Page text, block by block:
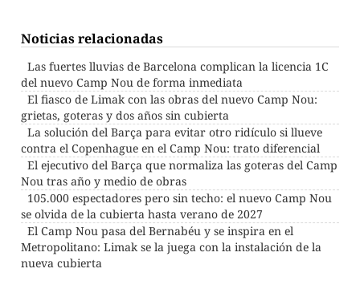
Noticias relacionadas
Las fuertes lluvias de Barcelona complican la licencia 1C
del nuevo Camp Nou de forma inmediata
El fiasco de Limak con las obras del nuevo Camp Nou:
grietas, goteras y dos años sin cubierta
La solución del Barça para evitar otro ridículo si llueve
contra el Copenhague en el Camp Nou: trato diferencial
El ejecutivo del Barça que normaliza las goteras del Camp
Nou tras año y medio de obras
105.000 espectadores pero sin techo: el nuevo Camp Nou
se olvida de la cubierta hasta verano de 2027
El Camp Nou pasa del Bernabéu y se inspira en el
Metropolitano: Limak se la juega con la instalación de la
nueva cubierta